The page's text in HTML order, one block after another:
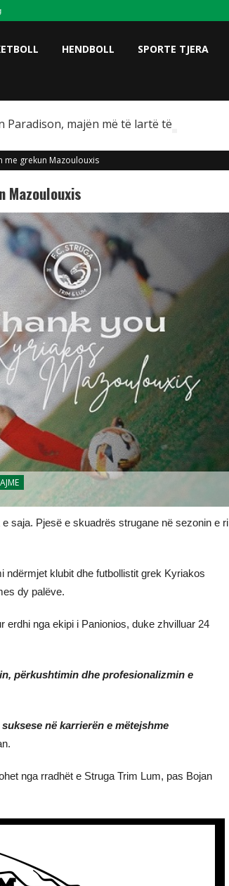
HENDBOLL SPORTE TJERA
Paradison, majën më të lartë të Italisë
me grekun Mazoulouxis
Mazoulouxis
saja. Pjesë e skuadrës strugane në sezonin e ri
ndërmjet klubit dhe futbollistit grek Kyriakos
dy palëve.
erdhi nga ekipi i Panionios, duke zhvilluar 24
përkushtimin dhe profesionalizmin e
në karrierën e mëtejshme
nga rradhët e Struga Trim Lum, pas Bojan